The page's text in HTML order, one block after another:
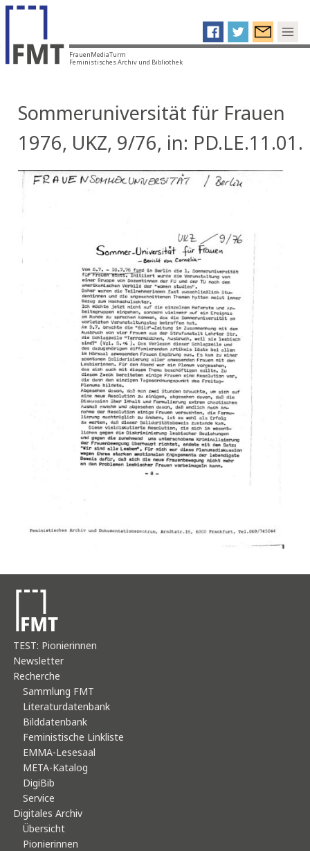
FrauenMediaTurm
Feministisches Archiv und Bibliothek
Sommeruniversität für Frauen
1976, UKZ, 9/76, in: PD.LE.11.01.
TEST: Pionierinnen
Newsletter
Recherche
Sammlung FMT
Literaturdatenbank
Bilddatenbank
Feministische Linkliste
EMMA-Lesesaal
META-Katalog
DigiBib
Service
Digitales Archiv
Übersicht
Pionierinnen